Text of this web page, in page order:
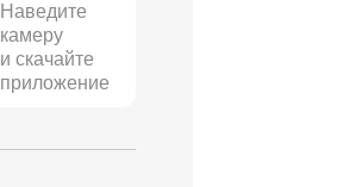
Наведите
камеру
и скачайте
приложение